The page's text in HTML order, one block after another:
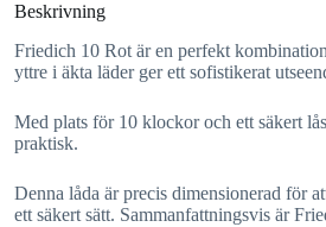
Beskrivning
Friedich 10 Rot är en perfekt
yttre i äkta läder ger ett sofistikerat
Med plats för 10 klockor och ett säkert
praktisk.
Denna låda är precis dimensionerad för
ett säkert sätt. Sammanfattningsvis är